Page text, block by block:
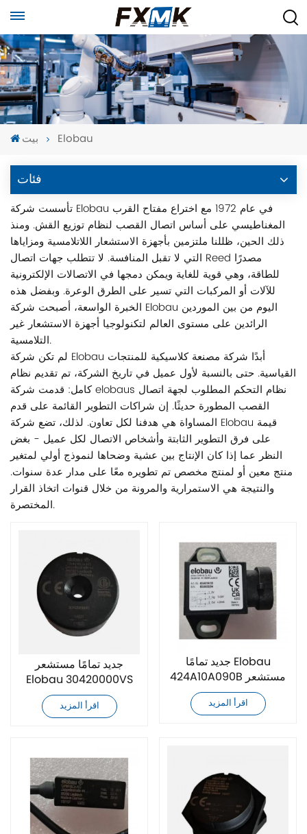
بيت Elobau
فئات
تأسست شركة Elobau في عام 1972 مع اختراع مفتاح القرب
المغناطيسي على أساس اتصال القصب لنظام توزيع القش. ومنذ
ذلك الحين، ظللنا ملتزمين بأجهزة الاستشعار اللاتلامسية ومزاياها
التي لا تقبل المنافسة. لا تتطلب جهات اتصال Reed مصدرًا
للطاقة، وهي قوية للغاية ويمكن دمجها في الاتصالات الإلكترونية
للآلات أو المركبات التي تسير على الطرق الوعرة. وبفضل هذه
الخبرة الواسعة، أصبحت شركة Elobau اليوم من بين الموردين
الرائدين على مستوى العالم لتكنولوجيا أجهزة الاستشعار غير
التلامسية.
لم تكن شركة Elobau أبدًا شركة مصنعة كلاسيكية للمنتجات
القياسية. حتى بالنسبة لأول عميل في تاريخ الشركة، تم تقديم نظام
كامل: قدمت شركة elobaus نظام التحكم المطلوب لجهة اتصال
القصب المطورة حديثًا. إن شراكات التطوير القائمة على قدم
المساواة هي هدفنا لكل تعاون. لذلك، تضع شركة Elobau قيمة
على فرق التطوير الثابتة وأشخاص الاتصال لكل عميل - بغض
النظر عما إذا كان الإنتاج بين عشية وضحاها لنموذج أولي لمتغير
منتج معين أو لمنتج مخصص تم تطويره معًا على مدار عدة سنوات.
والنتيجة هي الاستمرارية والمرونة من خلال قنوات اتخاذ القرار
المختصرة.
جديد تمامًا مستشعر
Elobau 30420000VS
اقرأ المزيد
جديد تمامًا Elobau
424A10A090B مستشعر
اقرأ المزيد